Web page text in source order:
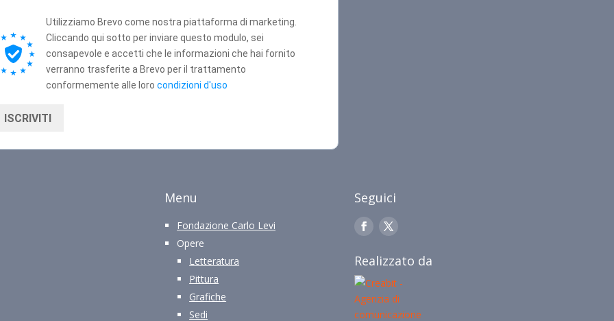
Utilizziamo Brevo come nostra piattaforma di marketing.
Cliccando qui sotto per inviare questo modulo, sei
consapevole e accetti che le informazioni che hai fornito
verranno trasferite a Brevo per il trattamento
conformemente alle loro condizioni d'uso
ISCRIVITI
Menu
Fondazione Carlo Levi
Opere
Letteratura
Pittura
Grafiche
Sedi
Seguici
Realizzato da